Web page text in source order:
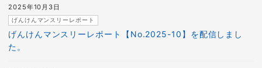
げんけんマンスリーレポート【No.2025-10】を配信しまし
た。
げんけんマンスリーレポート
2025年10月3日